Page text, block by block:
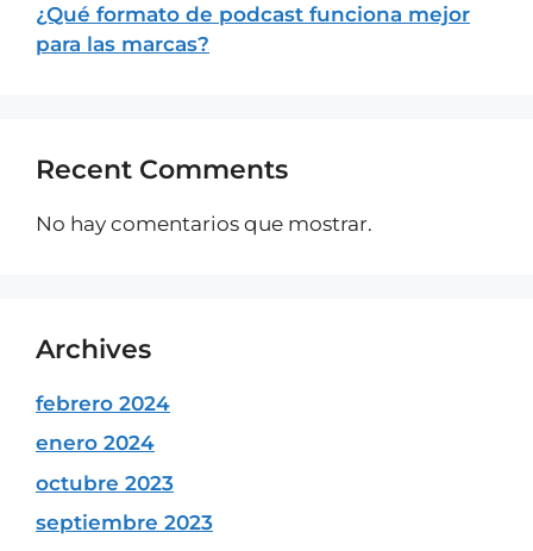
¿Qué formato de podcast funciona mejor
para las marcas?
Recent Comments
No hay comentarios que mostrar.
Archives
febrero 2024
enero 2024
octubre 2023
septiembre 2023